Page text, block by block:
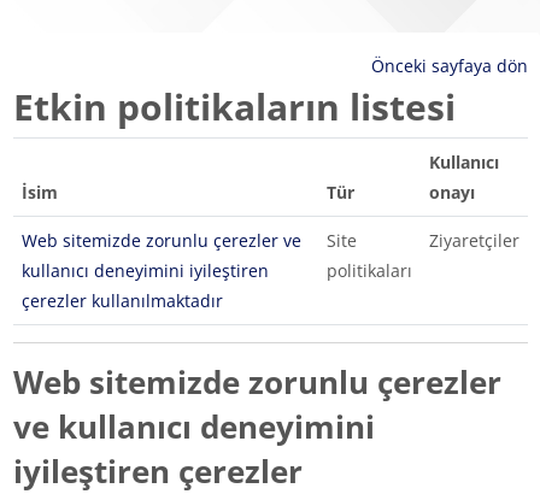
Önceki sayfaya dön
Etkin politikaların listesi
İsim Tür
Kullanıcı
onayı
Web sitemizde zorunlu çerezler ve
kullanıcı deneyimini iyileştiren
çerezler kullanılmaktadır
Site
politikaları
Ziyaretçiler
Web sitemizde zorunlu çerezler
ve kullanıcı deneyimini
iyileştiren çerezler